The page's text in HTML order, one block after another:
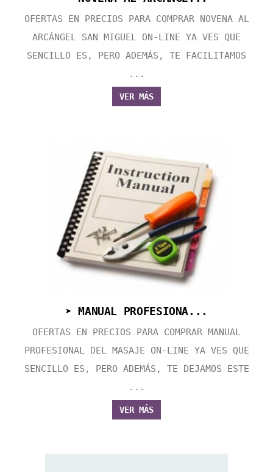
OFERTAS EN PRECIOS PARA COMPRAR NOVENA AL
ARCÁNGEL SAN MIGUEL ON-LINE YA VES QUE
SENCILLO ES, PERO ADEMÁS, TE FACILITAMOS
...
VER MÁS
➤ MANUAL PROFESIONA...
OFERTAS EN PRECIOS PARA COMPRAR MANUAL
PROFESIONAL DEL MASAJE ON-LINE YA VES QUE
SENCILLO ES, PERO ADEMÁS, TE DEJAMOS ESTE
...
VER MÁS